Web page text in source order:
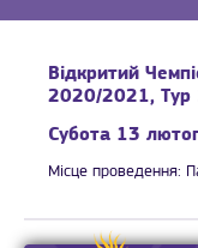
Відкритий
2020/2021, Тур
Субота 13
Місце проведення: